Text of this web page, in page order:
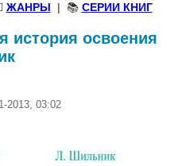
ЖАНРЫ | 📚 СЕРИИ КНИГ
история освоения
2013, 03:02